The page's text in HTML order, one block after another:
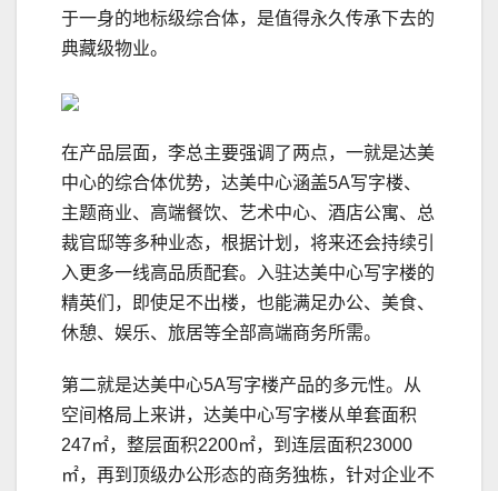
于一身的地标级综合体，是值得永久传承下去的
典藏级物业。
在产品层面，李总主要强调了两点，一就是达美
中心的综合体优势，达美中心涵盖5A写字楼、
主题商业、高端餐饮、艺术中心、酒店公寓、总
裁官邸等多种业态，根据计划，将来还会持续引
入更多一线高品质配套。入驻达美中心写字楼的
精英们，即使足不出楼，也能满足办公、美食、
休憩、娱乐、旅居等全部高端商务所需。
第二就是达美中心5A写字楼产品的多元性。从
空间格局上来讲，达美中心写字楼从单套面积
247㎡，整层面积2200㎡，到连层面积23000
㎡，再到顶级办公形态的商务独栋，针对企业不